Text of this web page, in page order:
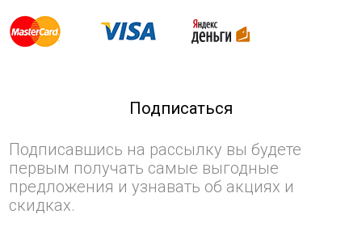
Подписаться
Подписавшись на рассылку вы будете
первым получать самые выгодные
предложения и узнавать об акциях и
скидках.